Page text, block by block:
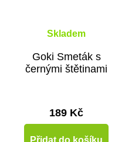
Skladem
Goki Smeták s
černými štětinami
189 Kč
Přidat do košíku